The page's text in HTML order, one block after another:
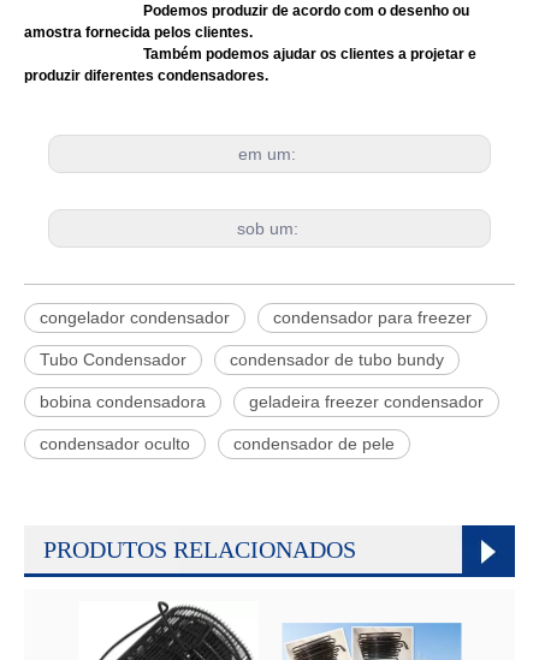
Podemos produzir de acordo com o desenho ou
amostra fornecida pelos clientes.
Também podemos ajudar os clientes a projetar e
produzir diferentes condensadores.
em um:
sob um:
congelador condensador condensador para freezer
Tubo Condensador condensador de tubo bundy
bobina condensadora geladeira freezer condensador
condensador oculto condensador de pele
PRODUTOS RELACIONADOS